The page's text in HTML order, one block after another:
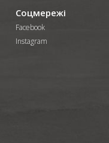
Соцмережі
Facebook
Instagram